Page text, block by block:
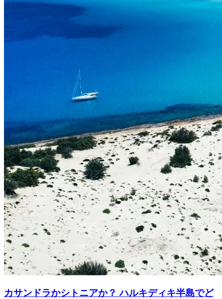
カサンドラかシトニアか？ ハルキディキ半島でど